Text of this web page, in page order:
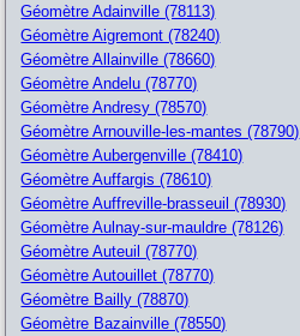
Géomètre Adainville (78113)
Géomètre Aigremont (78240)
Géomètre Allainville (78660)
Géomètre Andelu (78770)
Géomètre Andresy (78570)
Géomètre Arnouville-les-mantes (78790)
Géomètre Aubergenville (78410)
Géomètre Auffargis (78610)
Géomètre Auffreville-brasseuil (78930)
Géomètre Aulnay-sur-mauldre (78126)
Géomètre Auteuil (78770)
Géomètre Autouillet (78770)
Géomètre Bailly (78870)
Géomètre Bazainville (78550)